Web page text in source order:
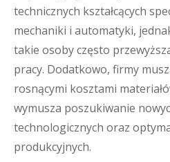
technicznych kształcących
mechaniki i automatyki,
takie osoby często
pracy. Dodatkowo, firmy
rosnącymi kosztami
wymusza poszukiwanie
technologicznych oraz
produkcyjnych.